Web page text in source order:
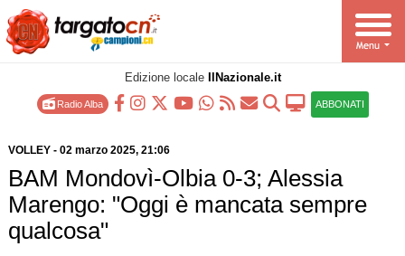
Edizione locale IlNazionale.it
Radio Alba ABBONATI
VOLLEY- 02 marzo 2025, 21:06
BAM Mondovì-Olbia 0-3; Alessia
Marengo: "Oggi è mancata sempre
qualcosa"